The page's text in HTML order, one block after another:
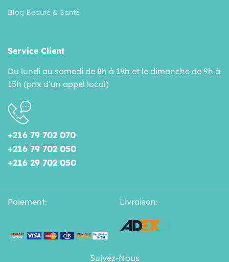
Blog Beauté & Santé
Service Client
Du lundi au samedi de 8h à 19h et le dimanche de 9h à
15h (prix d’un appel local)
+216 79 702 070
+216 79 702 050
+216 29 702 050
Paiement: Livraison:
Suivez-Nous